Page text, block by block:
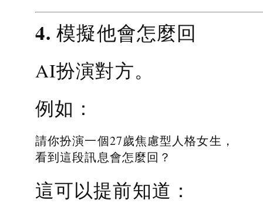
4. 模擬他會怎麼回
AI扮演對方。
例如：
請你扮演一個27歲焦慮型人格女生，
看到這段訊息會怎麼回？
這可以提前知道：